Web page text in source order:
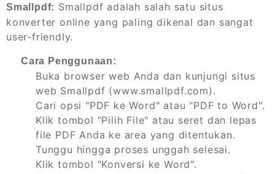
Smallpdf: Smallpdf adalah salah satu situs
konverter online yang paling dikenal dan sangat
user-friendly.
Cara Penggunaan:
Buka browser web Anda dan kunjungi situs
web Smallpdf (www.smallpdf.com).
Cari opsi "PDF ke Word" atau "PDF to Word".
Klik tombol "Pilih File" atau seret dan lepas
file PDF Anda ke area yang ditentukan.
Tunggu hingga proses unggah selesai.
Klik tombol "Konversi ke Word".